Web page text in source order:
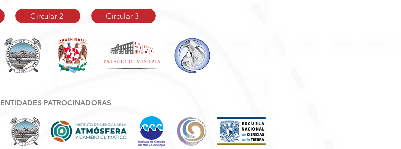
Circular 2 Circular 3
ENTIDADES PATROCINADORAS